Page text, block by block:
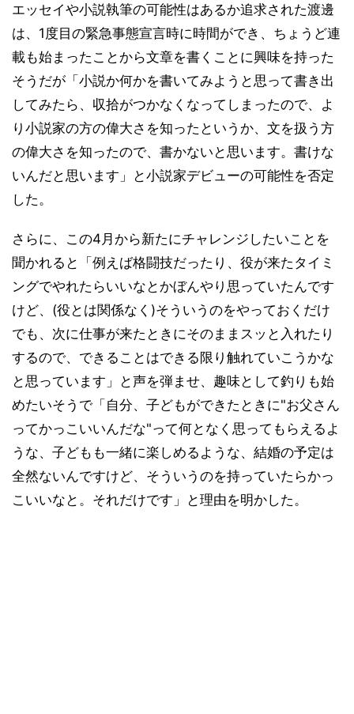
エッセイや小説執筆の可能性はあるか追求された渡邊
は、1度目の緊急事態宣言時に時間ができ、ちょうど連
載も始まったことから文章を書くことに興味を持った
そうだが「小説か何かを書いてみようと思って書き出
してみたら、収拾がつかなくなってしまったので、よ
り小説家の方の偉大さを知ったというか、文を扱う方
の偉大さを知ったので、書かないと思います。書けな
いんだと思います」と小説家デビューの可能性を否定
した。
さらに、この4月から新たにチャレンジしたいことを
聞かれると「例えば格闘技だったり、役が来たタイミ
ングでやれたらいいなとかぼんやり思っていたんです
けど、(役とは関係なく)そういうのをやっておくだけ
でも、次に仕事が来たときにそのままスッと入れたり
するので、できることはできる限り触れていこうかな
と思っています」と声を弾ませ、趣味として釣りも始
めたいそうで「自分、子どもができたときに"お父さん
ってかっこいいんだな"って何となく思ってもらえるよ
うな、子どもも一緒に楽しめるような、結婚の予定は
全然ないんですけど、そういうのを持っていたらかっ
こいいなと。それだけです」と理由を明かした。